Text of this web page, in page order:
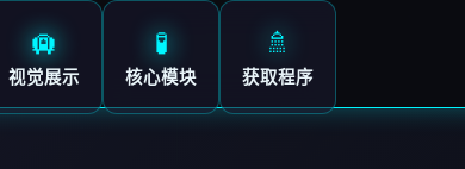
🛄
视觉展示
🧪
核心模块
🚿
获取程序